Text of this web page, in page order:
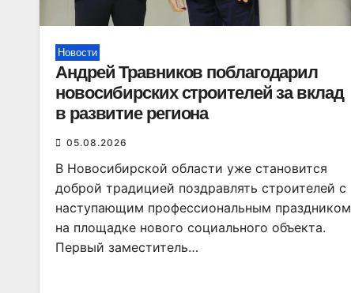
Новости
Андрей Травников поблагодарил
новосибирских строителей за вклад
в развитие региона
05.08.2026
В Новосибирской области уже становится
доброй традицией поздравлять строителей с
наступающим профессиональным праздником
на площадке нового социального объекта.
Первый заместитель…